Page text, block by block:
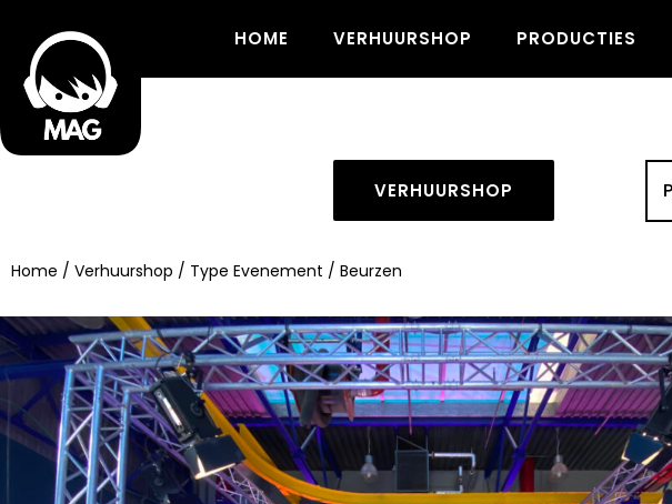
HOME VERHUURSHOP PRODUCTIES
VERHUURSHOP
Home / Verhuurshop / Type Evenement / Beurzen